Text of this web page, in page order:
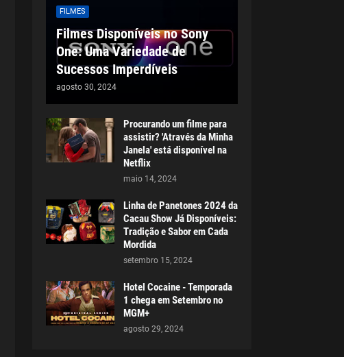
FILMES
Filmes Disponíveis no Sony
One: Uma Variedade de
Sucessos Imperdíveis
agosto 30, 2024
Procurando um filme para
assistir? 'Através da Minha
Janela' está disponível na
Netflix
maio 14, 2024
Linha de Panetones 2024 da
Cacau Show Já Disponíveis:
Tradição e Sabor em Cada
Mordida
setembro 15, 2024
Hotel Cocaine - Temporada
1 chega em Setembro no
MGM+
agosto 29, 2024